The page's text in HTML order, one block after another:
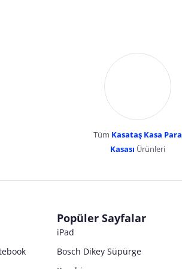
Tüm Kasataş Kasa Para
Kasası Ürünleri
Popüler Sayfalar
iPad
Bosch Dikey Süpürge